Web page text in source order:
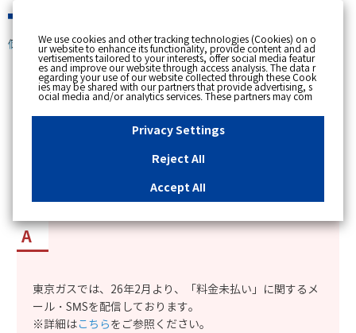
個人のお客さま
[ トップへ戻る ]
カテゴリー表示
更新日時 : 2026/03/16 09:21
怪しいメールが届きました。東京ガスから送信さ
れたメールか確認したい。
東京ガスでは、26年2月より、「料金未払い」に関するメ
ール・SMSを配信しております。
※詳細はこちらをご参照ください。
We use cookies and other tracking technologies (Cookies) on o
ur website to enhance its functionality, provide content and ad
vertisements tailored to your interests, offer social media featur
es and improve our website through access analysis. The data r
egarding your use of our website collected through these Cook
ies may be shared with our partners that provide advertising, s
ocial media and/or analytics services. These partners may com
bine the data shared by us with other data that you have provi
ded to them or that they have collected from your use of their s
ervices or other websites to analyse and optimise advertisemen
ts delivered to you by businesses other than us on the internet.
essary Cookies, please click "Reject All". If you agree to the use
of all Cookies, please click "Accept All". To select your preferen
u can change your consent or rejection settings at any time by c
"Privacy Settings"button on this banner or through y
our browser's "Settings". For more information regarding the pr
site, please refer to the link below.Cookies DetailsPrivacy Polic
y
Privacy Settings
Reject All
Accept All